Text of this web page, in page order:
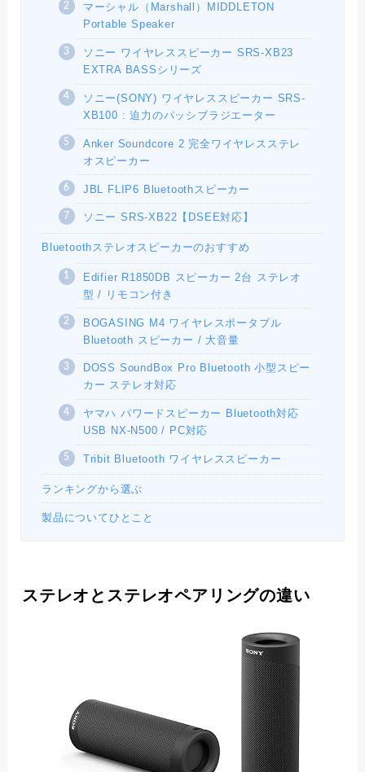
マーシャル（Marshall）MIDDLETON
Portable Speaker
ソニー ワイヤレススピーカー SRS-XB23
EXTRA BASSシリーズ
ソニー(SONY) ワイヤレススピーカー SRS-
XB100 : 迫力のパッシブラジエーター
Anker Soundcore 2 完全ワイヤレスステレ
オスピーカー
JBL FLIP6 Bluetoothスピーカー
ソニー SRS-XB22【DSEE対応】
Bluetoothステレオスピーカーのおすすめ
Edifier R1850DB スピーカー 2台 ステレオ
型 / リモコン付き
BOGASING M4 ワイヤレスポータブル
Bluetooth スピーカー / 大音量
DOSS SoundBox Pro Bluetooth 小型スピー
カー ステレオ対応
ヤマハ パワードスピーカー Bluetooth対応
USB NX-N500 / PC対応
Tribit Bluetooth ワイヤレススピーカー
ランキングから選ぶ
製品についてひとこと
ステレオとステレオペアリングの違い